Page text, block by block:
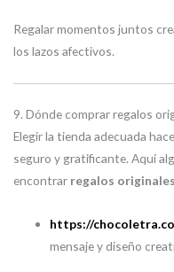
Regalar momentos juntos
los lazos afectivos.
9. Dónde comprar regalos
Elegir la tienda adecuada
seguro y gratificante. Aquí
encontrar regalos
https://
mensaje y diseño